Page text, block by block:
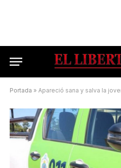
Portada » Apareció sana y salva la